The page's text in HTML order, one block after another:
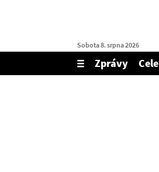
Sobota 8. srpna 2026
Zobrazit/skrýt
menu
Zprávy